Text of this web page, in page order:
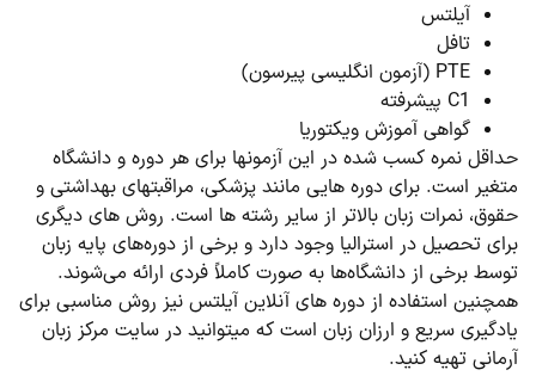
آیلتس
تافل
PTE (آزمون انگلیسی پیرسون)
C1 پیشرفته
گواهی آموزش ویکتوریا
حداقل نمره کسب شده در این آزمون­ها برای هر دوره و دانشگاه
متغیر است. برای دوره­ هایی مانند پزشکی، مراقبت­های بهداشتی و
حقوق، نمرات زبان بالاتر از سایر رشته ­ها است. روش ­های دیگری
برای تحصیل در استرالیا وجود دارد و برخی از دوره‌های پایه زبان
توسط برخی از دانشگاه‌ها به صورت کاملاً فردی ارائه می‌شوند.
همچنین استفاده از دور­ه­ های آنلاین آیلتس نیز روش مناسبی برای
یادگیری سریع و ارزان زبان است که می­توانید در سایت مرکز زبان
آرمانی تهیه کنید.